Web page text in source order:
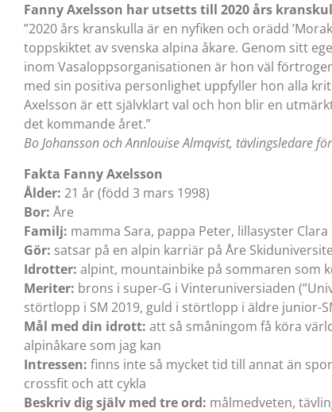
Fanny Axelsson har utsetts till 2020 års
”2020 års kranskulla är en nyfiken och orädd
toppskiktet av svenska alpina åkare. Genom sitt
inom Vasaloppsorganisationen är hon väl
med sin positiva personlighet uppfyller hon alla
Axelsson är ett självklart val och hon blir en
det kommande året.”
Bo Johansson och Annlouise Almqvist, tävlingsledare
Fakta Fanny Axelsson
Ålder: 21 år (född 3 mars 1998)
Bor: Åre
Familj: mamma Sara, pappa Peter, lillasyster
Gör: satsar på en alpin karriär på Åre
Idrotter: alpint, mountainbike på sommaren som
Meriter: brons i super-G i Vinteruniversiaden
störtlopp i SM 2019, guld i störtlopp i äldre junior-
Mål med din idrott: att så småningom få köra
alpinåkare som jag kan
Intressen: finns inte så mycket tid till annat än
crossfit och att cykla
Beskriv dig själv med tre ord: målmedveten,